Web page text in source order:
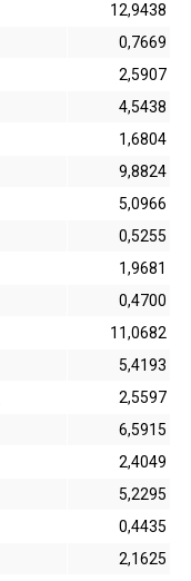
12,9438
0,7669
2,5907
4,5438
1,6804
9,8824
5,0966
0,5255
1,9681
0,4700
11,0682
5,4193
2,5597
6,5915
2,4049
5,2295
0,4435
2,1625